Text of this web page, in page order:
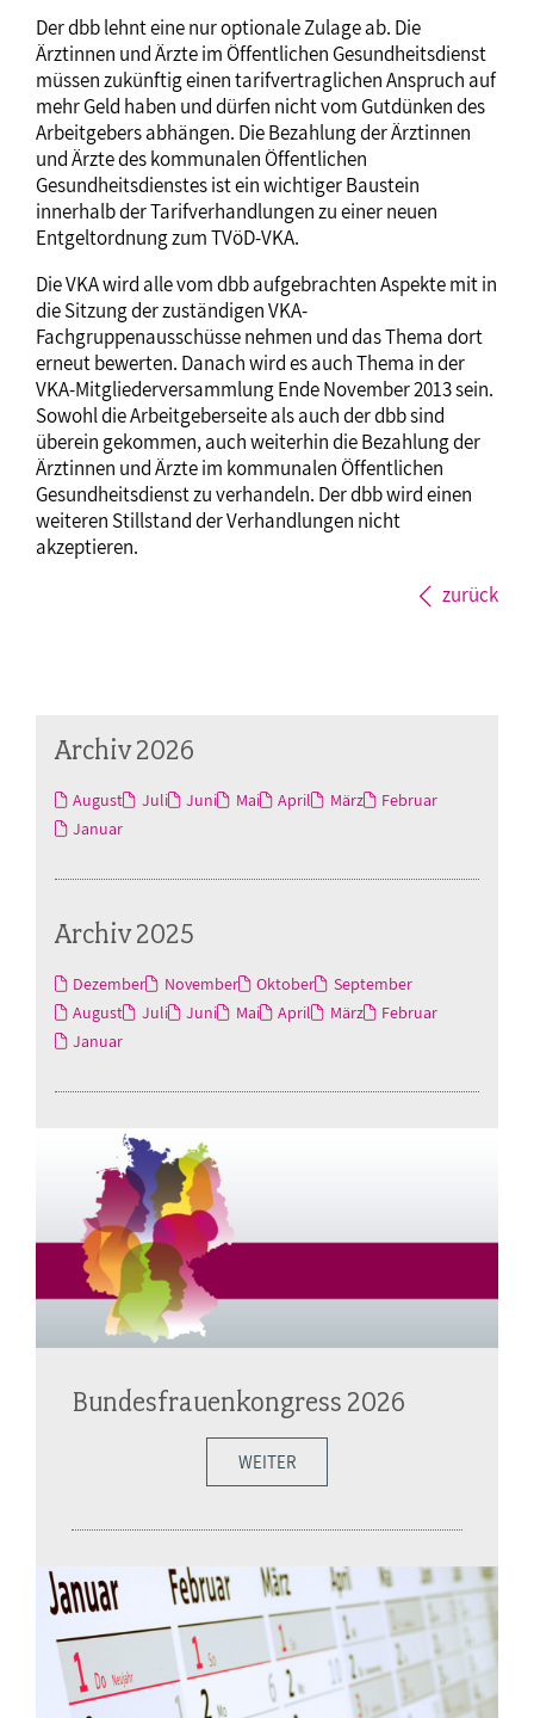
Der dbb lehnt eine nur optionale Zulage ab. Die
Ärztinnen und Ärzte im Öffentlichen Gesundheitsdienst
müssen zukünftig einen tarifvertraglichen Anspruch auf
mehr Geld haben und dürfen nicht vom Gutdünken des
Arbeitgebers abhängen. Die Bezahlung der Ärztinnen
und Ärzte des kommunalen Öffentlichen
Gesundheitsdienstes ist ein wichtiger Baustein
innerhalb der Tarifverhandlungen zu einer neuen
Entgeltordnung zum TVöD-VKA.
Die VKA wird alle vom dbb aufgebrachten Aspekte mit in
die Sitzung der zuständigen VKA-
Fachgruppenausschüsse nehmen und das Thema dort
erneut bewerten. Danach wird es auch Thema in der
VKA-Mitgliederversammlung Ende November 2013 sein.
Sowohl die Arbeitgeberseite als auch der dbb sind
überein gekommen, auch weiterhin die Bezahlung der
Ärztinnen und Ärzte im kommunalen Öffentlichen
Gesundheitsdienst zu verhandeln. Der dbb wird einen
weiteren Stillstand der Verhandlungen nicht
akzeptieren.
zurück
Archiv 2026
August Juli Juni Mai April März
Februar
Januar
Archiv 2025
Dezember November Oktober
September
August
Juli Juni Mai April März
Februar
Januar
Bundesfrauenkongress 2026
WEITER